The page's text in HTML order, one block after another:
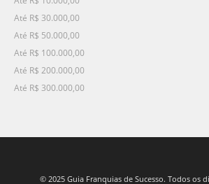
Até R$ 30.000,00
Até R$ 50.000,00
Até R$ 100.000,00
Até R$ 200.000,00
Até R$ 300.000,00
© 2025 Guia Franquias de Sucesso. Todos os